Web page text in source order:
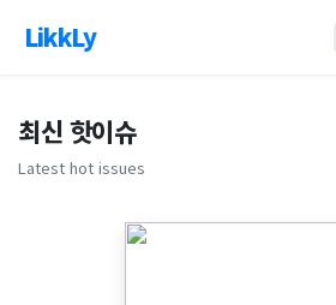
LikkLy
최신 핫이슈
Latest hot issues